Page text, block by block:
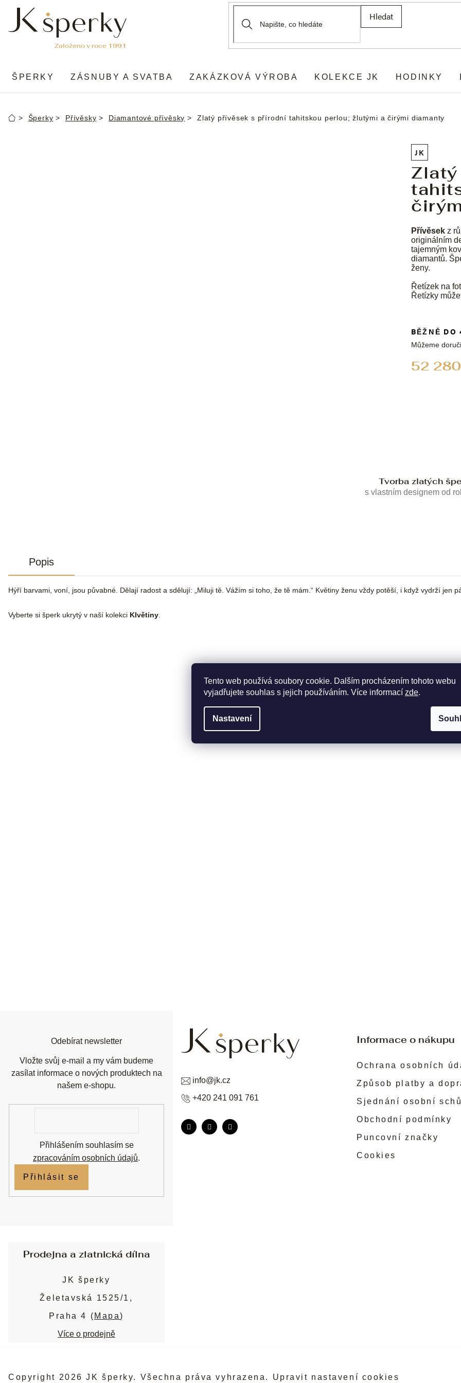
Tento web používá soubory cookie. Dalším procházením tohoto webu
vyjadřujete souhlas s jejich používáním. Více informací zde.
Nastavení
obsah
Hledat
ŠPERKY ZÁSNUBY A SVATBA ZAKÁZKOVÁ VÝROBA KOLEKCE JK HODINKY
DomůŠperky Přívěsky Diamantové přívěsky Zlatý přívěsek s přírodní tahitskou perlou; žlutými a čirými diamanty
JK
Přívěsek z
originálním
tajemným
diamantů.
ženy.
Řetízek na
Řetízky
52
BĚŽNĚ DO
Můžeme
Tvorba zlatých
s vlastním designem od
Popis
Hýří barvami, voní, jsou půvabné. Dělají radost a sdělují: „Miluji tě. Vážím si toho, že tě mám.“ Květiny ženu vždy potěší, i když vydrží
Vyberte si šperk ukrytý v naší kolekci KIvětiny
Informace o nákupu
Ochrana osobních
Způsob platby a
Sjednání osobní
Obchodní podmínky
Puncovní značky
Cookies
info@jk.cz
+420 241 091 761
Odebírat newsletter
Vložte svůj e-mail a my vám budeme
zasílat informace o nových produktech na
našem e-shopu.
Přihlášením souhlasím se
zpracováním osobních údajů.
Přihlásit se
Prodejna a zlatnická dílna
JK šperky
Želetavská 1525/1,
Praha 4 ( Mapa)
Více o prodejně
Copyright 2026JK šperky. Všechna práva vyhrazena. Upravit nastavení cookies